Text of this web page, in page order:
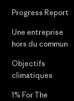
Progress Report
Une entreprise
hors du commun
Objectifs
climatiques
1% For The